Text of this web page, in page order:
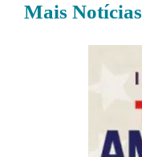
Mais Notícias